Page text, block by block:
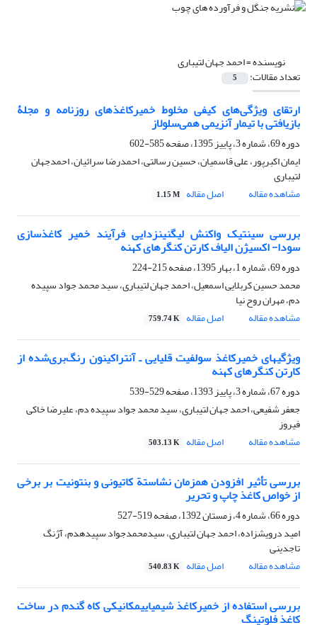
نویسنده =احمد جهان لتیباری
تعداد مقالات: 5
ارتقای ویژگی‌های کیفی مخلوط خمیرکاغذهای روزنامه و مجلۀ
بازیافتی با تیمار آنزیمی همی‌سلولاز
دوره 69، شماره 3، پاییز 1395، صفحه
585-602
ایمان اکبرپور، علی قاسمیان، حسین رسالتی، احمدرضا سرائیان، احمدجهان
لتیباری
مشاهده مقاله
اصل مقاله 1.15 M
بررسی سینتیک واکنش لیگنین‏زدایی فرآیند خمیر کاغذسازی
سودا- اکسیژن الیاف کارتن کنگره‏ای کهنه
دوره 69، شماره 1، بهار 1395، صفحه
215-224
محمد حسین کربلایی اسمعیل، احمد جهان لتیباری، سید محمد جواد سپیده
دم، مهران روح نیا
مشاهده مقاله
اصل مقاله 759.74 K
ویژگی‏های خمیر‌کاغذ سولفیت قلیایی ـ آنتراکینون رنگ‌بری‌شده از
کارتن کنگره‏ای کهنه
دوره 67، شماره 3، پاییز 1393، صفحه
529-539
جعفر شفیعی، احمد جهان لتیباری، سید محمد جواد سپیده دم، علیرضا خاکی
فیروز
مشاهده مقاله
اصل مقاله 503.13 K
بررسی تأثیر افزودن هم‏زمان نشاستة کاتیونی و بنتونیت بر برخی
از خواص کاغذ چاپ و تحریر
دوره 66، شماره 4، زمستان 1392، صفحه
519-527
امید درویش‎زاده، احمد جهان لتیباری، سیدمحمدجواد سپیده‏دم، آژنگ
تاجدینی
مشاهده مقاله
اصل مقاله 540.83 K
بررسی استفاده از خمیرکاغذ شیمیایی‏مکانیکی کاه گندم در ساخت
کاغذ فلوتینگ